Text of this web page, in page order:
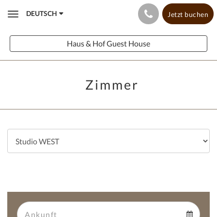
ToggleDEUTSCH Jetzt buchen
Haus & Hof Guest House
Zimmer